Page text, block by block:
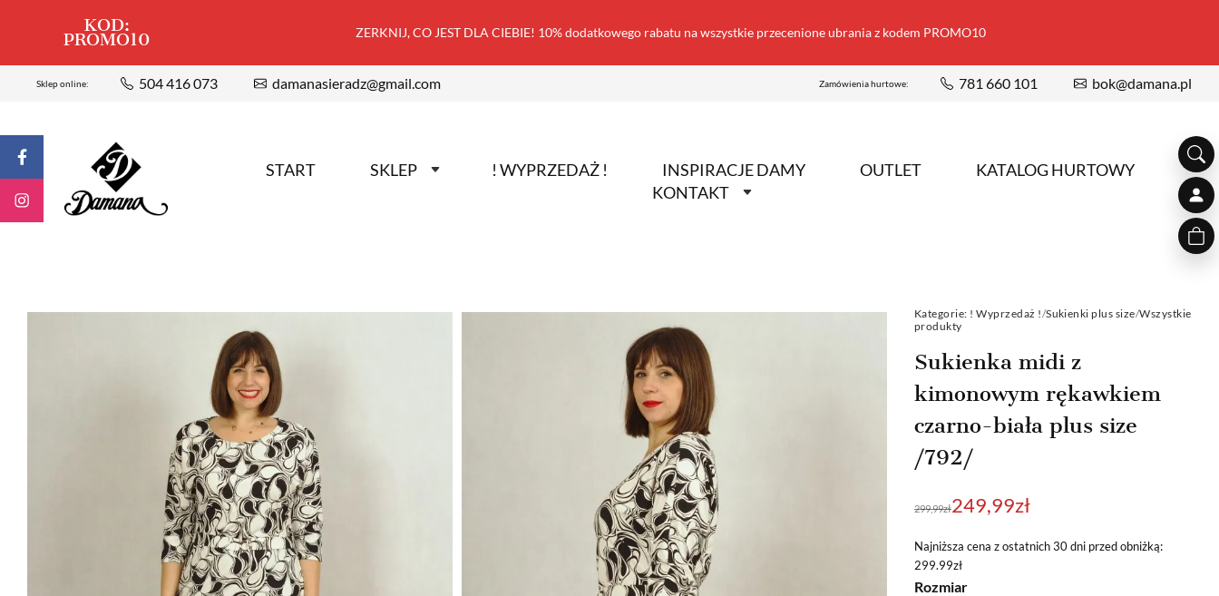
KOD:
PROMO10 ZERKNIJ, CO JEST DLA CIEBIE! 10% dodatkowego rabatu na wszystkie przecenione ubrania z kodem PROMO10
Sklep online: 504 416 073 damanasieradz@gmail.com Zamówienia hurtowe: 781 660 101 bok@damana.pl
START SKLEP ! WYPRZEDAŻ ! INSPIRACJE DAMY OUTLET
KATALOG HURTOWY
KONTAKT
Kategorie: ! Wyprzedaż !/Sukienki plus size/Wszystkie
produkty
Sukienka midi z
kimonowym rękawkiem
czarno-biała plus size
/792/
299,99zł
Pierwotna
wynosiła:
299,99zł.
249,99zł
Aktualna
wynosi:
249,99zł.
Najniższa cena z ostatnich 30 dni przed obniżką:
299.99zł
Rozmiar